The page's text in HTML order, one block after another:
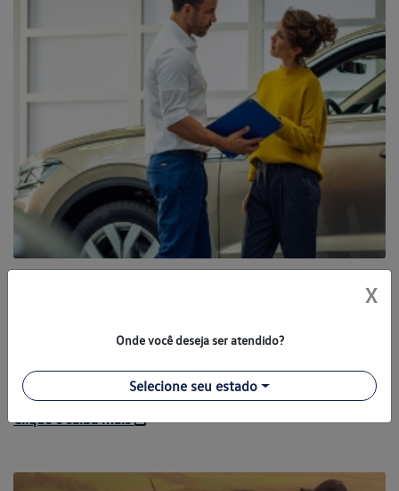
manutenção de alta qualidade em nossa concessionária.
alta tecnologia.
Clique e saiba mais
X
Onde você deseja ser atendido?
Selecione seu estado